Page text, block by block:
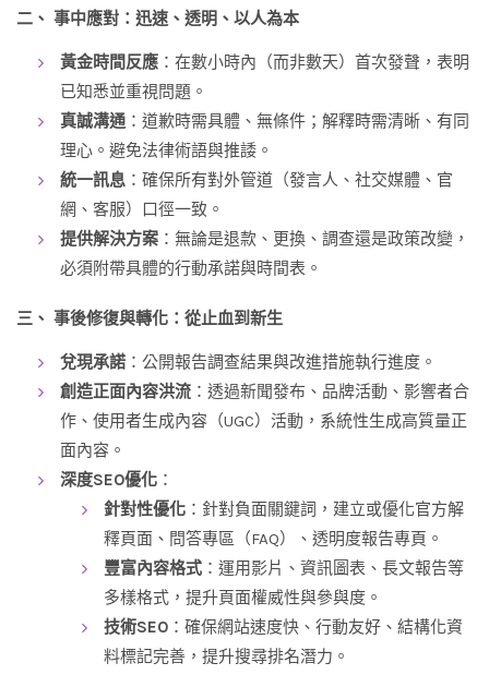
二、 事中應對：迅速、透明、以人為本
黃金時間反應 ：在數小時內（而非數天）首次發聲，表明
已知悉並重視問題。
真誠溝通 ：道歉時需具體、無條件；解釋時需清晰、有同
理心。避免法律術語與推諉。
統一訊息 ：確保所有對外管道（發言人、社交媒體、官
網、客服）口徑一致。
提供解決方案 ：無論是退款、更換、調查還是政策改變，
必須附帶具體的行動承諾與時間表。
三、 事後修復與轉化：從止血到新生
兌現承諾 ：公開報告調查結果與改進措施執行進度。
創造正面內容洪流 ：透過新聞發布、品牌活動、影響者合
作、使用者生成內容（UGC）活動，系統性生成高質量正
面內容。
深度SEO優化 ：
針對性優化 ：針對負面關鍵詞，建立或優化官方解
釋頁面、問答專區（FAQ）、透明度報告專頁。
豐富內容格式 ：運用影片、資訊圖表、長文報告等
多樣格式，提升頁面權威性與參與度。
技術SEO ：確保網站速度快、行動友好、結構化資
料標記完善，提升搜尋排名潛力。